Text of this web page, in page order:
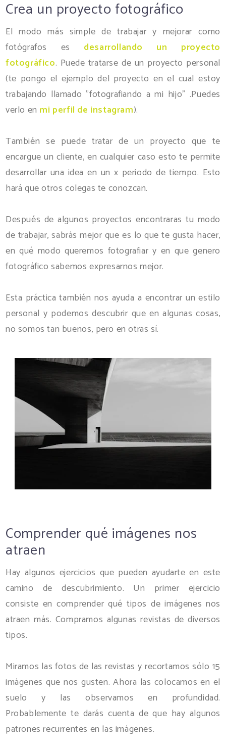
Crea un proyecto fotográfico
El modo más simple de trabajar y mejorar como
fotógrafos es desarrollando un proyecto
fotográfico. Puede tratarse de un proyecto personal
(te pongo el ejemplo del proyecto en el cual estoy
trabajando llamado "fotografiando a mi hijo" .Puedes
verlo en mi perfil de instagram).
También se puede tratar de un proyecto que te
encargue un cliente, en cualquier caso esto te permite
desarrollar una idea en un x periodo de tiempo. Esto
hará que otros colegas te conozcan.
Después de algunos proyectos encontraras tu modo
de trabajar, sabrás mejor que es lo que te gusta hacer,
en qué modo queremos fotografiar y en que genero
fotográfico sabemos expresarnos mejor.
Esta práctica también nos ayuda a encontrar un estilo
personal y podemos descubrir que en algunas cosas,
no somos tan buenos, pero en otras sí.
Comprender qué imágenes nos
atraen
Hay algunos ejercicios que pueden ayudarte en este
camino de descubrimiento. Un primer ejercicio
consiste en comprender qué tipos de imágenes nos
atraen más. Compramos algunas revistas de diversos
tipos.
Miramos las fotos de las revistas y recortamos sólo 15
imágenes que nos gusten. Ahora las colocamos en el
suelo y las observamos en profundidad.
Probablemente te darás cuenta de que hay algunos
patrones recurrentes en las imágenes.